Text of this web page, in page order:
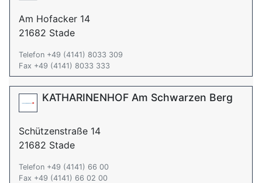
Am Hofacker 14
21682 Stade
Telefon +49 (4141) 8033 309
Fax +49 (4141) 8033 333
KATHARINENHOF Am Schwarzen Berg
Schützenstraße 14
21682 Stade
Telefon +49 (4141) 66 00
Fax +49 (4141) 66 02 00